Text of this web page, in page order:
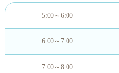
5:00～6:00
6:00～7:00
7:00～8:00